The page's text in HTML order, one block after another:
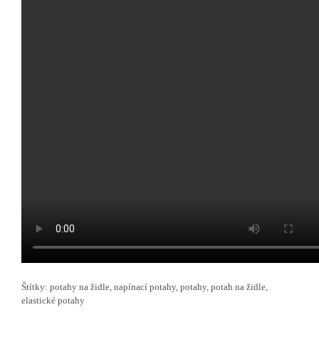
Štítky: potahy na židle, napínací potahy, potahy, potah na židle,
elastické potahy